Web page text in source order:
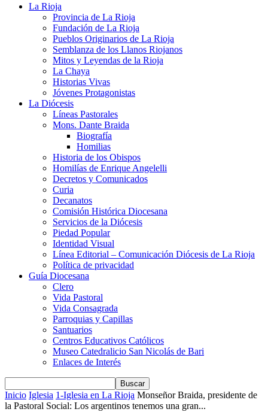
La Rioja
Provincia de La Rioja
Fundación de La Rioja
Pueblos Originarios de La Rioja
Semblanza de los Llanos Riojanos
Mitos y Leyendas de la Rioja
La Chaya
Historias Vivas
Jóvenes Protagonistas
La Diócesis
Líneas Pastorales
Mons. Dante Braida
Biografía
Homilias
Historia de los Obispos
Homilías de Enrique Angelelli
Decretos y Comunicados
Curia
Decanatos
Comisión Histórica Diocesana
Servicios de la Diócesis
Piedad Popular
Identidad Visual
Línea Editorial – Comunicación Diócesis de La Rioja
Política de privacidad
Guía Diocesana
Clero
Vida Pastoral
Vida Consagrada
Parroquias y Capillas
Santuarios
Centros Educativos Católicos
Museo Catedralicio San Nicolás de Bari
Enlaces de Interés
Inicio Iglesia 1-Iglesia en La Rioja Monseñor Braida, presidente de
la Pastoral Social: Los argentinos tenemos una gran...